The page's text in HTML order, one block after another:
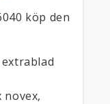
köp den
novex,